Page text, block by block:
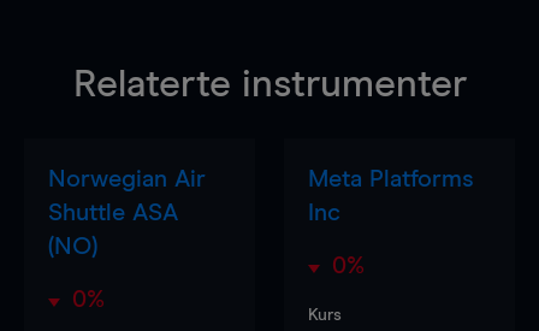
Relaterte instrumenter
Norwegian Air
Shuttle ASA
(NO)
0%
Meta Platforms
Inc
0%
Kurs